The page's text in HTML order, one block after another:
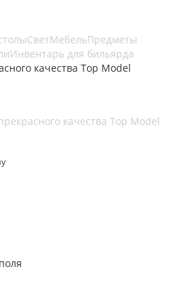
СветМебельПредметы
Инвентарь для бильярда
качества Top Model